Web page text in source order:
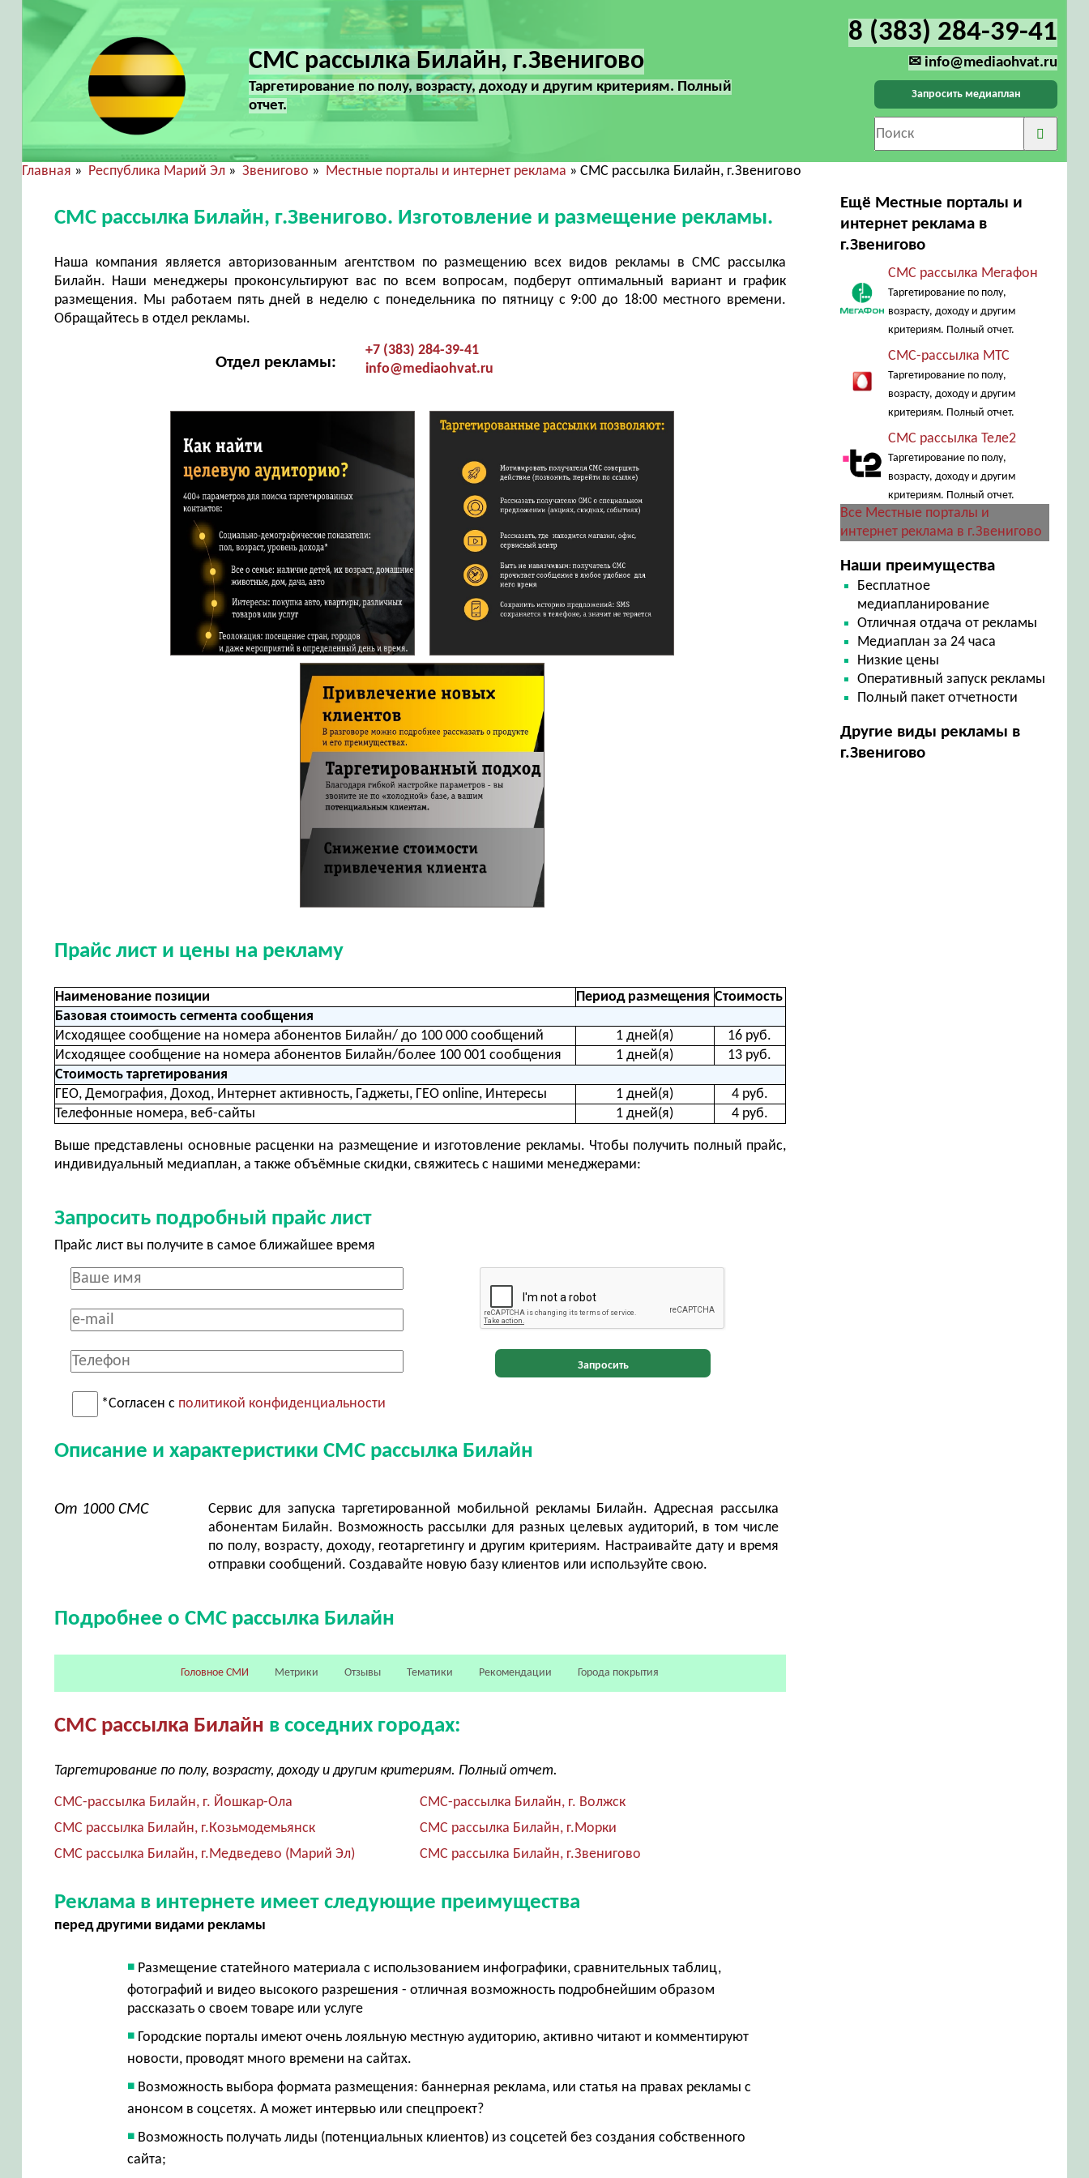
СМС рассылка Билайн, г.Звенигово
Таргетирование по полу, возрасту, доходу и другим критериям. Полный
отчет.
8 (383) 284-39-41
✉ info@mediaohvat.ru
Запросить медиаплан
Главная » Республика Марий Эл » Звенигово » Местные порталы и интернет реклама » СМС рассылка Билайн, г.Звенигово
СМС рассылка Билайн, г.Звенигово. Изготовление и размещение рекламы.
Наша компания является авторизованным агентством по размещению всех видов рекламы в СМС рассылка
Билайн. Наши менеджеры проконсультируют вас по всем вопросам, подберут оптимальный вариант и график
размещения. Мы работаем пять дней в неделю с понедельника по пятницу с 9:00 до 18:00 местного времени.
Обращайтесь в отдел рекламы.
Отдел рекламы:
+7 (383) 284-39-41
info@mediaohvat.ru
Прайс лист и цены на рекламу
Наименование позиции Период размещения Стоимость
Базовая стоимость сегмента сообщения
Исходящее сообщение на номера абонентов Билайн/ до 100 000 сообщений
1 дней(я)
16 руб.
Исходящее сообщение на номера абонентов Билайн/более 100 001 сообщения
1 дней(я)
13 руб.
Стоимость таргетирования
ГЕО, Демография, Доход, Интернет активность, Гаджеты, ГЕО online, Интересы
1 дней(я)
4 руб.
Телефонные номера, веб-сайты
1 дней(я) 4 руб.
Выше представлены основные расценки на размещение и изготовление рекламы. Чтобы получить полный прайс,
индивидуальный медиаплан, а также объёмные скидки, свяжитесь с нашими менеджерами:
Запросить подробный прайс лист
Прайс лист вы получите в самое ближайшее время
*Согласен с политикой конфиденциальности
Запросить
Описание и характеристики СМС рассылка Билайн
От 1000 СМС
Сервис для запуска таргетированной мобильной рекламы Билайн. Адресная рассылка
абонентам Билайн. Возможность рассылки для разных целевых аудиторий, в том числе
по полу, возрасту, доходу, геотаргетингу и другим критериям. Настраивайте дату и время
отправки сообщений. Создавайте новую базу клиентов или используйте свою.
Подробнее о СМС рассылка Билайн
Головное СМИ Метрики Отзывы Тематики Рекомендации Города покрытия
СМС рассылка Билайн в соседних городах:
Таргетирование по полу, возрасту, доходу и другим критериям. Полный отчет.
СМС-рассылка Билайн, г. Йошкар-Ола
СМС-рассылка Билайн, г. Волжск
СМС рассылка Билайн, г.Козьмодемьянск
СМС рассылка Билайн, г.Морки
СМС рассылка Билайн, г.Медведево (Марий Эл)
СМС рассылка Билайн, г.Звенигово
Реклама в интернете имеет следующие преимущества
перед другими видами рекламы
Размещение статейного материала с использованием инфографики, сравнительных таблиц,
фотографий и видео высокого разрешения - отличная возможность подробнейшим образом
рассказать о своем товаре или услуге
Городские порталы имеют очень лояльную местную аудиторию, активно читают и комментируют
новости, проводят много времени на сайтах.
Возможность выбора формата размещения: баннерная реклама, или статья на правах рекламы с
анонсом в соцсетях. А может интервью или спецпроект?
Возможность получать лиды (потенциальных клиентов) из соцсетей без создания собственного
сайта;
Ещё Местные порталы и
интернет реклама в
г.Звенигово
СМС рассылка Мегафон
Таргетирование по полу,
возрасту, доходу и другим
критериям. Полный отчет.
СМС-рассылка МТС
Таргетирование по полу,
возрасту, доходу и другим
критериям. Полный отчет.
СМС рассылка Теле2
Таргетирование по полу,
возрасту, доходу и другим
критериям. Полный отчет.
Все Местные порталы и
интернет реклама в г.Звенигово
Наши преимущества
Бесплатное
медиапланирование
Отличная отдача от рекламы
Медиаплан за 24 часа
Низкие цены
Оперативный запуск рекламы
Полный пакет отчетности
Другие виды рекламы в
г.Звенигово